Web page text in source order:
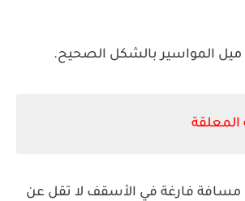
المواسير بالشكل الصحيح.
مسافة فارغة في الأسقف لا تقل عن